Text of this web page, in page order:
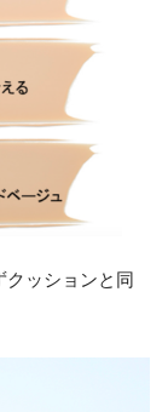
ッションと同